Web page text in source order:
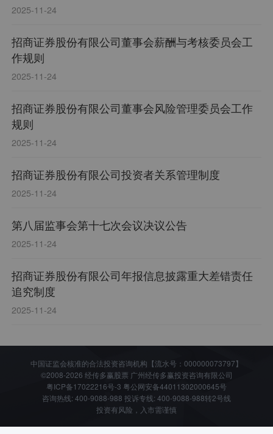
2025-11-24
招商证券股份有限公司董事会薪酬与考核委员会工
作规则
2025-11-24
招商证券股份有限公司董事会风险管理委员会工作
规则
2025-11-24
招商证券股份有限公司投资者关系管理制度
2025-11-24
第八届监事会第十七次会议决议公告
2025-11-24
招商证券股份有限公司年报信息披露重大差错责任
追究制度
2025-11-24
中国证监会核准的合法投资咨询机构【流水号：000000073797】
©2008-2026 经传多赢股票 广州经传多赢投资咨询有限公司
粤ICP备17022216号-3 粤公网安备44011302000645号
咨询热线: 400-9088-988 投诉专线: 400-9088-988转2号线
投资有风险，入市需谨慎